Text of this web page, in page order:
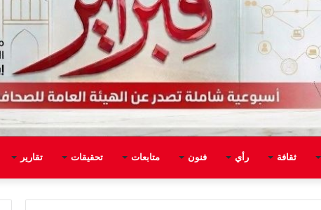
ثقافة رأي فنون متابعات تحقيقات تقارير